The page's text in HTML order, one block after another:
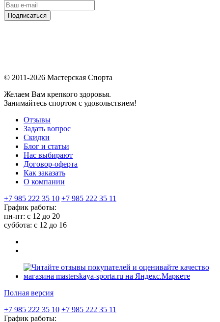
Подписаться
© 2011-2026 Мастерская Спорта
Желаем Вам крепкого здоровья.
Занимайтесь спортом с удовольствием!
Отзывы
Задать вопрос
Скидки
Блог и статьи
Нас выбирают
Договор-оферта
Как заказать
О компании
+7 985 222 35 10 +7 985 222 35 11
График работы:
пн-пт: с 12 до 20
суббота: c 12 до 16
Полная версия
+7 985 222 35 10 +7 985 222 35 11
График работы: